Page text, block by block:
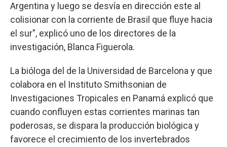
Argentina y luego se desvía en dirección este al
colisionar con la corriente de Brasil que fluye hacia
el sur", explicó uno de los directores de la
investigación, Blanca Figuerola.
La bióloga del de la Universidad de Barcelona y que
colabora en el Instituto Smithsonian de
Investigaciones Tropicales en Panamá explicó que
cuando confluyen estas corrientes marinas tan
poderosas, se dispara la producción biológica y
favorece el crecimiento de los invertebrados